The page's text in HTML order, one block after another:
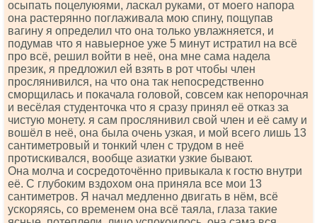
осыпать поцелуюями, ласкал руками, от моего напора
она растерянно поглаживала мою спину, пощупав
вагину я определил что она только увлажняется, и
подумав что я навыерное уже 5 минут истратил на всё
про всё, решил войти в неё, она мне сама надела
презик, я предложил ей взять в рот чтобы член
прослянивился, на что она так непосредственно
сморщилась и покачала головой, совсем как непорочная
и весёлая студенточка что я сразу принял её отказ за
чистую монету. я сам прослянивил свой член и её саму и
вошёл в неё, она была очень узкая, и мой всего лишь 13
сантиметровый и тонкий член с трудом в неё
протискивался, вообще азиатки узкие бывают.
Она молча и сосредоточённо привыкала к гостю внутри
её. С глубоким вздохом она приняла все мои 13
сантиметров. Я начал медленно двигать в нём, всё
ускоряясь, со временем она всё таяла, глаза такие